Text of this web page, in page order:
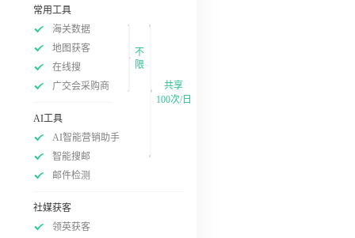
常用工具
海关数据
地图获客
在线搜
广交会采购商
不
限
AI工具
AI智能营销助手
智能搜邮
邮件检测
社媒获客
领英获客
共享
100次/日